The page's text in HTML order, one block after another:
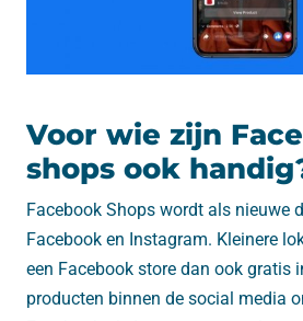
Voor wie zijn
shops ook
Facebook Shops wordt als nieuwe
Facebook en Instagram. Kleinere
een Facebook store dan ook gratis
producten binnen de social media